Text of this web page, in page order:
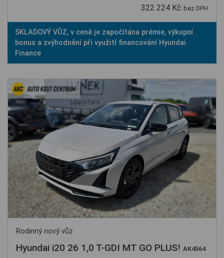
322 224 Kč bez DPH
SKLADOVÝ VŮZ, v ceně je započítána prémie, výkupní
bonus a zvýhodnění při využití financování Hyundai
Finance
Rodinný nový vůz
Hyundai i20 26 1,0 T-GDI MT GO PLUS! AK4564